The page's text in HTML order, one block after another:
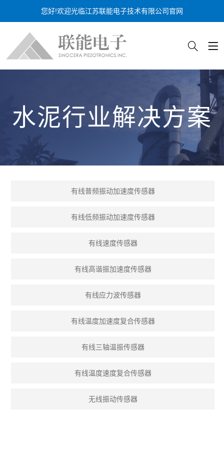
您好!欢迎光临江苏联能电子技术有限公司官网
水泥行业解决方案
有线普频振动加速度传感器
有线低频振动加速度传感器
有线速度传感器
有线高谐振加速度传感器
有线应力波传感器
有线温度加速度复合传感器
有线三轴温振传感器
有线温度速度复合传感器
无线振动传感器